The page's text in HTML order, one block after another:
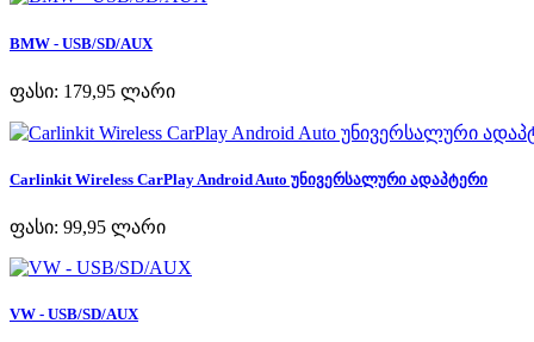
BMW - USB/SD/AUX
ფასი: 179,95 ლარი
Carlinkit Wireless CarPlay Android Auto უნივერსალური ადაპტერი
ფასი: 99,95 ლარი
VW - USB/SD/AUX